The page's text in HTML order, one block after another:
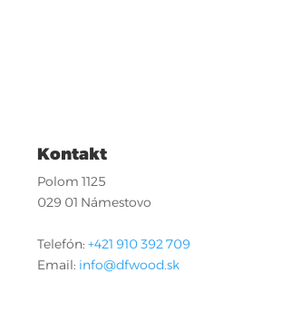
Kontakt
Polom 1125
029 01 Námestovo
Telefón: +421 910 392 709
Email: info@dfwood.sk